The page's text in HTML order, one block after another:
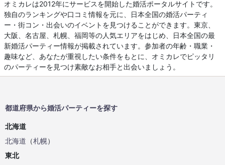
オミカレは2012年にサービスを開始した婚活ポータルサイトです。
独自のランキングや口コミ情報を元に、日本全国の婚活パーティ
ー・街コン・出会いのイベントを見つけることができます。東京、
大阪、名古屋、札幌、福岡等の人気エリアをはじめ、日本全国の最
新婚活パーティー情報が掲載されています。参加者の年齢・職業・
趣味など、あなたが重視したい条件をもとに、オミカレでピッタリ
のパーティーを見つけ素敵なお相手と出会いましょう。
都道府県から婚活パーティーを探す
北海道
北海道 （札幌）
東北